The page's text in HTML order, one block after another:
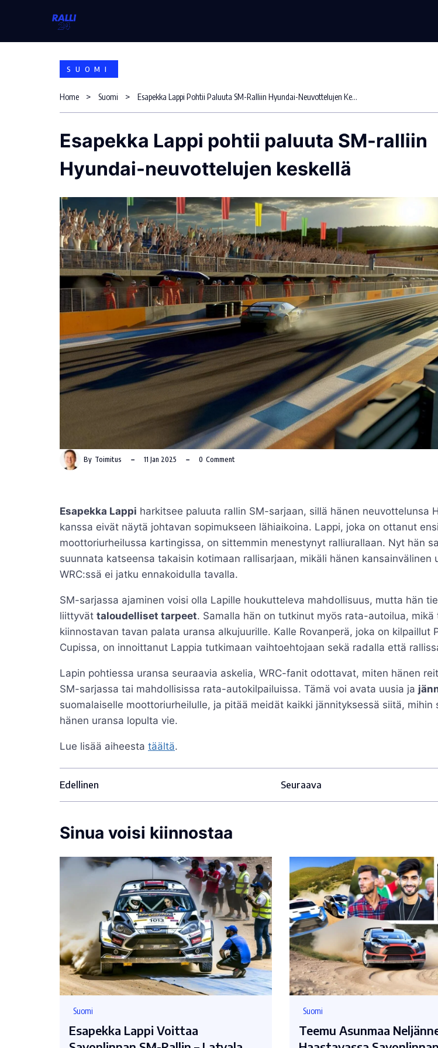
SUOMI
Home Suomi Esapekka Lappi Pohtii Paluuta SM-Ralliin Hyundai-Neuvottelujen Keskellä
Esapekka Lappi pohtii paluuta SM-ralliin
Hyundai-neuvottelujen keskellä
By Toimitus 11 Jan 2025 0 Comment
Esapekka Lappi harkitsee paluuta rallin SM-sarjaan, sillä hänen neuvottelunsa
kanssa eivät näytä johtavan sopimukseen lähiaikoina. Lappi, joka on ottanut
moottoriurheilussa kartingissa, on sittemmin menestynyt ralliurallaan. Nyt hän
suunnata katseensa takaisin kotimaan rallisarjaan, mikäli hänen kansainvälinen
WRC:ssä ei jatku ennakoidulla tavalla.
SM-sarjassa ajaminen voisi olla Lapille houkutteleva mahdollisuus, mutta hän
liittyvät taloudelliset tarpeet. Samalla hän on tutkinut myös rata-autoilua, mikä
kiinnostavan tavan palata uransa alkujuurille. Kalle Rovanperä, joka on kilpaillut
Cupissa, on innoittanut Lappia tutkimaan vaihtoehtojaan sekä radalla että
Lapin pohtiessa uransa seuraavia askelia, WRC-fanit odottavat, miten hänen
SM-sarjassa tai mahdollisissa rata-autokilpailuissa. Tämä voi avata uusia ja
suomalaiselle moottoriurheilulle, ja pitää meidät kaikki jännityksessä siitä, mihin
hänen uransa lopulta vie.
Lue lisää aiheesta täältä.
Edellinen Seuraava
Sinua voisi kiinnostaa
Suomi
Esapekka Lappi Voittaa
Suomi
Teemu Asunmaa